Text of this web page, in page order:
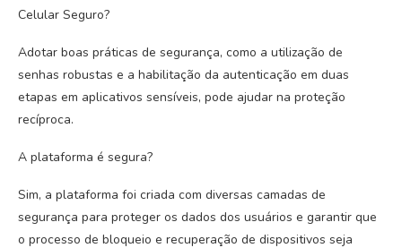
Celular Seguro?
Adotar boas práticas de segurança, como a utilização de
senhas robustas e a habilitação da autenticação em duas
etapas em aplicativos sensíveis, pode ajudar na proteção
recíproca.
A plataforma é segura?
Sim, a plataforma foi criada com diversas camadas de
segurança para proteger os dados dos usuários e garantir que
o processo de bloqueio e recuperação de dispositivos seja